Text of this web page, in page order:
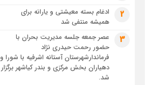
تصاویر هوایی مراسم تشییع پیکر مطهر آقای
شهید ایران – مشهد
4 هفته قبل
مراسم تشییع پیکر مطهر آقای شهید ایران –
مشهد
2
ادغام بسته معیشتی و یارانه برای
همیشه منتفی شد
3
عصر جمعه جلسه مدیریت بحران با
حضور رحمت حیدری نژاد
فرماندارشهرستان آستانه اشرفیه با شورا و
دهیاران بخش مرکزی و بندر کیاشهر برگزار
شد.